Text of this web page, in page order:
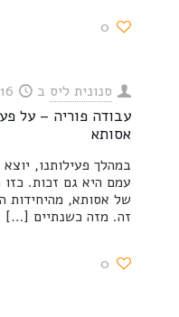
0
סנונית ליס ב
אסותא
במהלך פעילותנו,
של אסותא, מהיחידות
זה. מזה כשנתיים […]
0